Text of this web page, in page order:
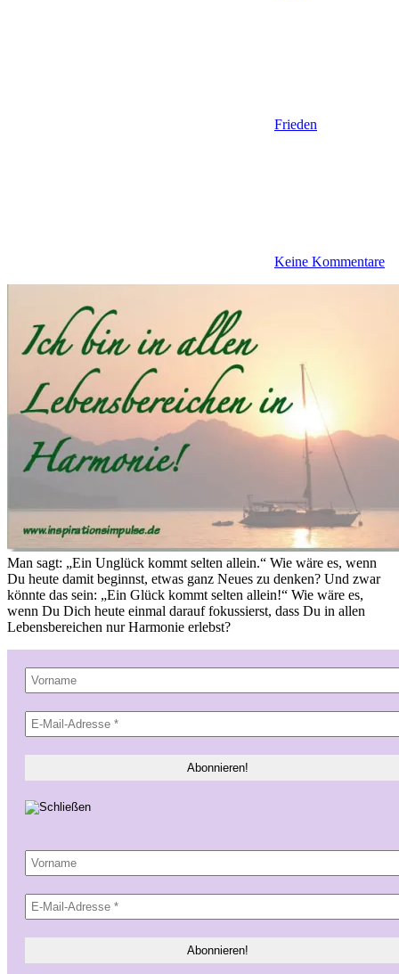
Frieden
Keine Kommentare
Man sagt: „Ein Unglück kommt selten allein.“ Wie wäre es, wenn
Du heute damit beginnst, etwas ganz Neues zu denken? Und zwar
könnte das sein: „Ein Glück kommt selten allein!“ Wie wäre es,
wenn Du Dich heute einmal darauf fokussierst, dass Du in allen
Lebensbereichen nur Harmonie erlebst?